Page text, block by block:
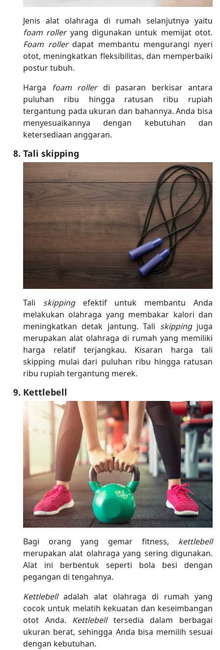
Jenis alat olahraga di rumah selanjutnya yaitu
foam rolleryang digunakan untuk memijat otot.
Foam rollerdapat membantu mengurangi nyeri
otot, meningkatkan fleksibilitas, dan memperbaiki
postur tubuh.
Harga foam rollerdi pasaran berkisar antara
puluhan ribu hingga ratusan ribu rupiah
tergantung pada ukuran dan bahannya. Anda bisa
menyesuaikannya dengan kebutuhan dan
ketersediaan anggaran.
Tali skipping
Tali skipping efektif untuk membantu Anda
melakukan olahraga yang membakar kalori dan
meningkatkan detak jantung. Tali skipping juga
merupakan alat olahraga di rumah yang memiliki
harga relatif terjangkau. Kisaran harga tali
skipping mulai dari puluhan ribu hingga ratusan
ribu rupiah tergantung merek.
Kettlebell
Bagi orang yang gemar fitness, kettlebell
merupakan alat olahraga yang sering digunakan.
Alat ini berbentuk seperti bola besi dengan
pegangan di tengahnya.
Kettlebell adalah alat olahraga di rumah yang
cocok untuk melatih kekuatan dan keseimbangan
otot Anda. Kettlebell tersedia dalam berbagai
ukuran berat, sehingga Anda bisa memilih sesuai
dengan kebutuhan.